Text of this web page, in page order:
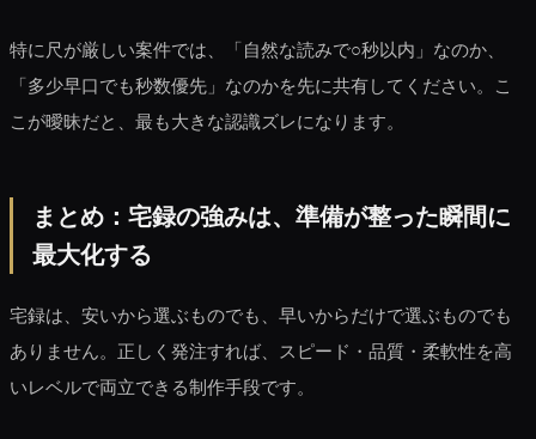
特に尺が厳しい案件では、「自然な読みで○秒以内」なのか、
「多少早口でも秒数優先」なのかを先に共有してください。こ
こが曖昧だと、最も大きな認識ズレになります。
まとめ：宅録の強みは、準備が整った瞬間に
最大化する
宅録は、安いから選ぶものでも、早いからだけで選ぶものでも
ありません。正しく発注すれば、スピード・品質・柔軟性を高
いレベルで両立できる制作手段です。